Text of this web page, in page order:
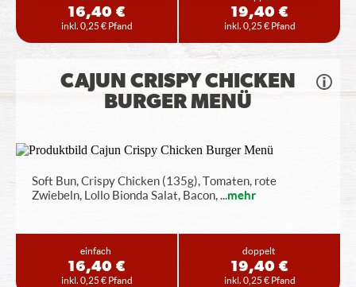
16,40 €
inkl. 0,25 € Pfand
19,40 €
inkl. 0,25 € Pfand
CAJUN CRISPY CHICKEN
BURGER MENÜ
Soft Bun, Crispy Chicken (135g), Tomaten, rote
Zwiebeln, Lollo Bionda Salat, Bacon,...mehr
einfach
16,40 €
inkl. 0,25 € Pfand
doppelt
19,40 €
inkl. 0,25 € Pfand